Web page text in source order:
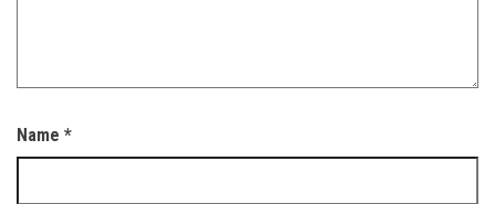
Name *